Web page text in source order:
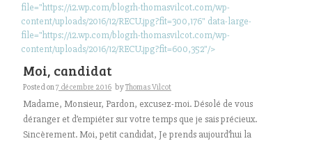
file="https://i2.wp.com/blogrh-thomasvilcot.com/wp-
content/uploads/2016/12/RECU.jpg?fit=300,176" data-large-
file="https://i2.wp.com/blogrh-thomasvilcot.com/wp-
content/uploads/2016/12/RECU.jpg?fit=600,352"/>
Moi, candidat
Posted on7 décembre 2016 byThomas Vilcot
Madame, Monsieur, Pardon, excusez-moi. Désolé de vous
déranger et d’empiéter sur votre temps que je sais précieux.
Sincèrement. Moi, petit candidat, Je prends aujourd’hui la